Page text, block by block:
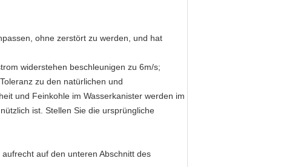
ohne zerstört zu werden, und hat
widerstehen beschleunigen zu 6m/s;
zu den natürlichen und
und Feinkohle im Wasserkanister werden im
ist. Stellen Sie die ursprüngliche
auf den unteren Abschnitt des